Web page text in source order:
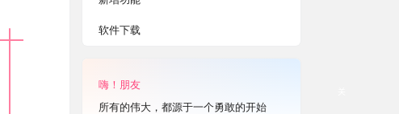
软件下载
嗨！朋友
所有的伟大，都源于一个勇敢的开始